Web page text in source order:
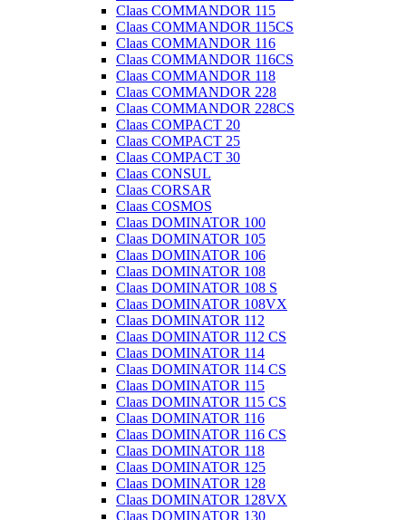
Claas COMMANDOR 115
Claas COMMANDOR 115CS
Claas COMMANDOR 116
Claas COMMANDOR 116CS
Claas COMMANDOR 118
Claas COMMANDOR 228
Claas COMMANDOR 228CS
Claas COMPACT 20
Claas COMPACT 25
Claas COMPACT 30
Claas CONSUL
Claas CORSAR
Claas COSMOS
Claas DOMINATOR 100
Claas DOMINATOR 105
Claas DOMINATOR 106
Claas DOMINATOR 108
Claas DOMINATOR 108 S
Claas DOMINATOR 108VX
Claas DOMINATOR 112
Claas DOMINATOR 112 CS
Claas DOMINATOR 114
Claas DOMINATOR 114 CS
Claas DOMINATOR 115
Claas DOMINATOR 115 CS
Claas DOMINATOR 116
Claas DOMINATOR 116 CS
Claas DOMINATOR 118
Claas DOMINATOR 125
Claas DOMINATOR 128
Claas DOMINATOR 128VX
Claas DOMINATOR 130